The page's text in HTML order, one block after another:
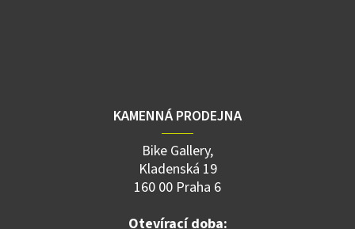
KAMENNÁ PRODEJNA
Bike Gallery,
Kladenská 19
160 00 Praha 6
Otevírací doba: